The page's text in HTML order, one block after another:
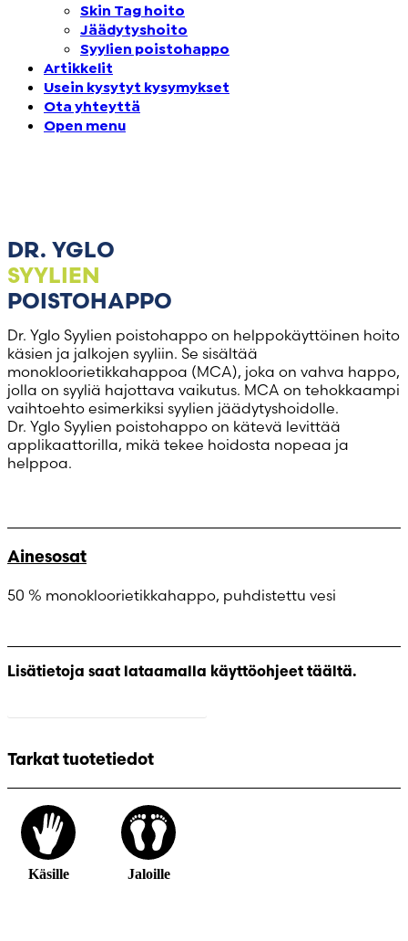
Skin Tag hoito
Jäädytyshoito
Syylien poistohappo
Artikkelit
Usein kysytyt kysymykset
Ota yhteyttä
Open menu
DR. YGLO
SYYLIEN
POISTOHAPPO
Dr. Yglo Syylien poistohappo on helppokäyttöinen hoito
käsien ja jalkojen syyliin. Se sisältää
monokloorietikkahappoa (MCA), joka on vahva happo,
jolla on syyliä hajottava vaikutus. MCA on tehokkaampi
vaihtoehto esimerkiksi syylien jäädytyshoidolle.
Dr. Yglo Syylien poistohappo on kätevä levittää
applikaattorilla, mikä tekee hoidosta nopeaa ja
helppoa.
Ainesosat
50 % monokloorietikkahappo, puhdistettu vesi
Lisätietoja saat lataamalla käyttöohjeet täältä.
Tarkat tuotetiedot
Käsille Jaloille
Switzerland – Italiano
Estonia – Eesti keel
Latvia – Latviski
Spanish – Español
Sweden – Svenska
Finland – Suomen
Marocco – Français